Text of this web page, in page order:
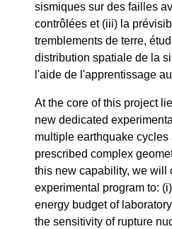
sismiques sur des failles
contrôlées et (iii) la
tremblements de terre,
distribution spatiale de la
l'aide de l'apprentissage
At the core of this project
new dedicated
multiple earthquake cycles
prescribed complex
this new capability, we will
experimental program to:
energy budget of
the sensitivity of rupture